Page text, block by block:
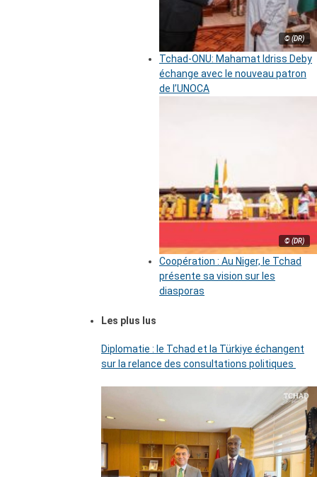
© (DR)
Tchad-ONU: Mahamat Idriss Deby
échange avec le nouveau patron
de l’UNOCA
© (DR)
Coopération : Au Niger, le Tchad
présente sa vision sur les
diasporas
Les plus lus
Diplomatie : le Tchad et la Türkiye échangent
sur la relance des consultations politiques